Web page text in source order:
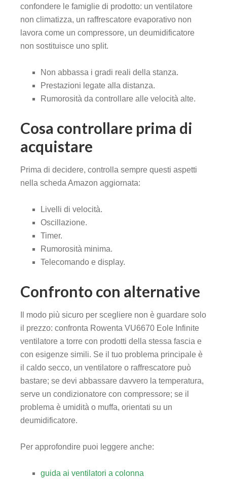
confondere le famiglie di prodotto: un ventilatore
non climatizza, un raffrescatore evaporativo non
lavora come un compressore, un deumidificatore
non sostituisce uno split.
Non abbassa i gradi reali della stanza.
Prestazioni legate alla distanza.
Rumorosità da controllare alle velocità alte.
Cosa controllare prima di
acquistare
Prima di decidere, controlla sempre questi aspetti
nella scheda Amazon aggiornata:
Livelli di velocità.
Oscillazione.
Timer.
Rumorosità minima.
Telecomando e display.
Confronto con alternative
Il modo più sicuro per scegliere non è guardare solo
il prezzo: confronta Rowenta VU6670 Eole Infinite
ventilatore a torre con prodotti della stessa fascia e
con esigenze simili. Se il tuo problema principale è
il caldo secco, un ventilatore o raffrescatore può
bastare; se devi abbassare davvero la temperatura,
serve un condizionatore con compressore; se il
problema è umidità o muffa, orientati su un
deumidificatore.
Per approfondire puoi leggere anche:
guida ai ventilatori a colonna